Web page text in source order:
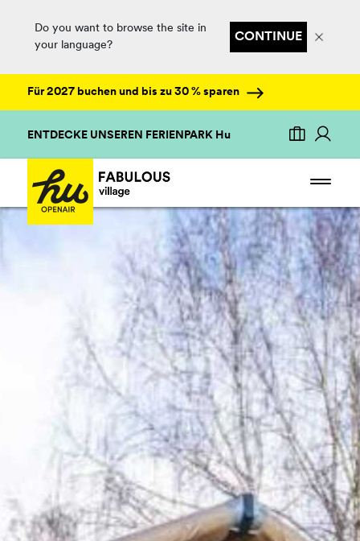
Do you want to browse the site in
your language?
CONTINUE
Für 2027 buchen und bis zu 30 % sparen
ENTDECKE UNSEREN FERIENPARK Hu